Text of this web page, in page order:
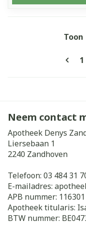
1
Toon
Neem contact
Apotheek Denys
Liersebaan 1
2240 Zandhoven
Telefoon: 03 484 31
E-mailadres:
APB nummer: 116301
Apotheek titularis:
BTW nummer: